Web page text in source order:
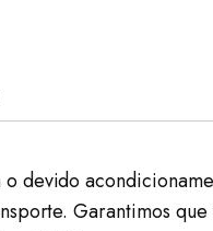
devido
Garantimos